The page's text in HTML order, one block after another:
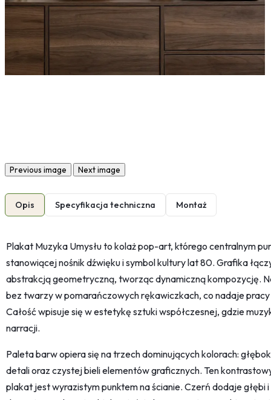
Previous image Next image
Opis Specyfikacja techniczna Montaż
Plakat Muzyka Umysłu to kolaż pop-art, którego centralnym
stanowiącej nośnik dźwięku i symbol kultury lat 80. Grafika
abstrakcją geometryczną, tworząc dynamiczną kompozycję.
bez twarzy w pomarańczowych rękawiczkach, co nadaje
Całość wpisuje się w estetykę sztuki współczesnej, gdzie
narracji.
Paleta barw opiera się na trzech dominujących kolorach:
detali oraz czystej bieli elementów graficznych. Ten
plakat jest wyrazistym punktem na ścianie. Czerń dodaje